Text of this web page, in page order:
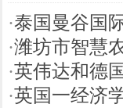
·泰国曼谷国
·潍坊市智慧
·英伟达和德
·英国一经济